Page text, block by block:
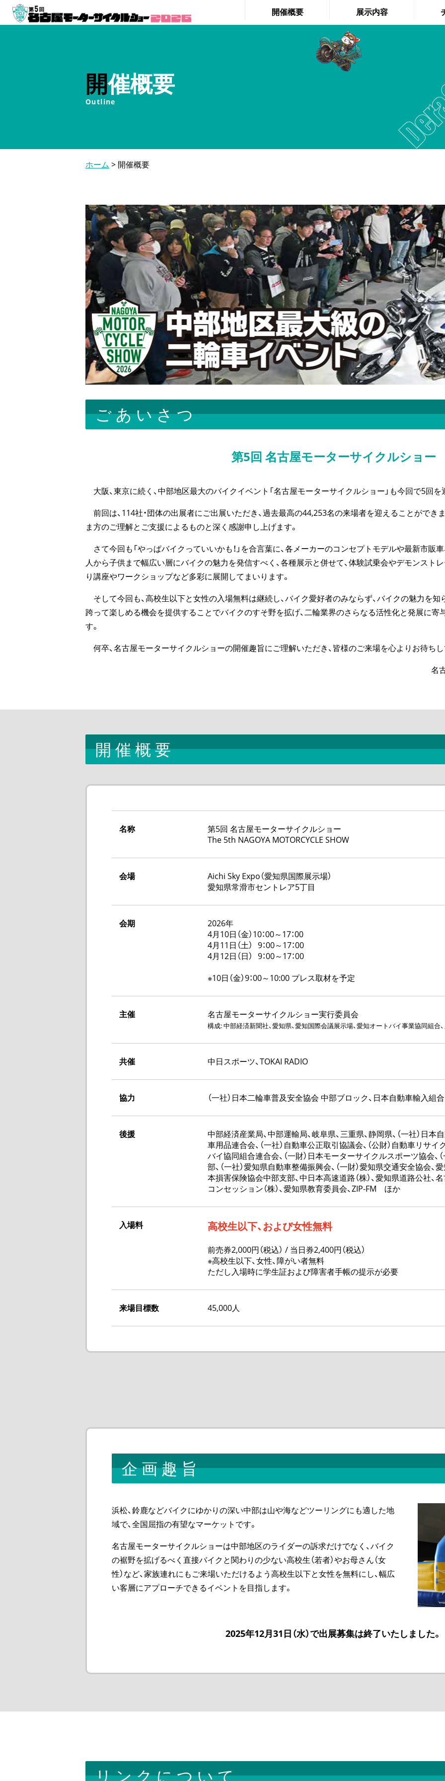
第5回 名古屋モ
開催概要 展示内容
出展ブランド
初開催企画
屋内展示
デモンストレーション
開催概要
Outline
ホーム > 開催概要
ごあいさつ
第5回 名古屋モーターサイクルショー
大阪、東京に続く、中部地区最大のバイクイベント「名古屋モーターサイクルショー」も今回で5回を
前回は、114社・団体の出展者にご出展いただき、過去最高の44,253名の来場者を迎えることができ
ま方のご理解とご支援によるものと深く感謝申し上げます。
さて今回も「やっぱバイクっていいかも！」を合言葉に、各メーカーのコンセプトモデルや最新市販車
人から子供まで幅広い層にバイクの魅力を発信すべく、各種展示と併せて、体験試乗会やデモンストレ
り講座やワークショップなど多彩に展開してまいります。
そして今回も、高校生以下と女性の入場無料は継続し、バイク愛好者のみならず、バイクの魅力を
跨って楽しめる機会を提供することでバイクのすそ野を拡げ、二輪業界のさらなる活性化と発展に寄
す。
何卒、名古屋モーターサイクルショーの開催趣旨にご理解いただき、皆様のご来場を心よりお待ちし
名
開催概要
名称
第5回 名古屋モーターサイクルショー
The 5th NAGOYA MOTORCYCLE SHOW
会場
Aichi Sky Expo（愛知県国際展示場）
愛知県常滑市セントレア5丁目
会期
2026年
4月10日（金）10：00～17：00
4月11日（土） 9：00～17：00
4月12日（日） 9：00～17：00
※10日（金）9：00～10:00 プレス取材を予定
主催 名古屋モーターサイクルショー実行委員会
構成: 中部経済新聞社、愛知県、愛知国際会議展示場、愛知オートバイ事業協同組合
共催 中日スポーツ、TOKAI RADIO
協力 （一社）日本二輪車普及安全協会 中部ブロック、日本自動車輸入組合
後援
中部経済産業局、中部運輸局、岐阜県、三重県、静岡県、（一社）日本
車用品連合会、（一社）自動車公正取引協議会、（公財）自動車リサ
バイ協同組合連合会、（一財）日本モーターサイクルスポーツ協会、
部、（一社）愛知県自動車整備振興会、（一財）愛知県交通安全協会、
本損害保険協会中部支部、中日本高速道路（株）、愛知県道路公社、
コンセッション（株）、愛知県教育委員会、ZIP-FM ほか
入場料 高校生以下、および女性無料
前売券2,000円（税込） / 当日券2,400円（税込）
※高校生以下、女性、障がい者無料
ただし入場時に学生証および障害者手帳の提示が必要
来場目標数 45,000人
企画趣旨
浜松、鈴鹿などバイクにゆかりの深い中部は山や海などツーリングにも適した地
域で、全国屈指の有望なマーケットです。
名古屋モーターサイクルショーは中部地区のライダーの訴求だけでなく、バイク
の裾野を拡げるべく直接バイクと関わりの少ない高校生（若者）やお母さん（女
性）など、家族連れにもご来場いただけるよう高校生以下と女性を無料にし、幅広
い客層にアプローチできるイベントを目指します。
2025年12月31日（水）で出展募集は終了いたしました。
リンクについて